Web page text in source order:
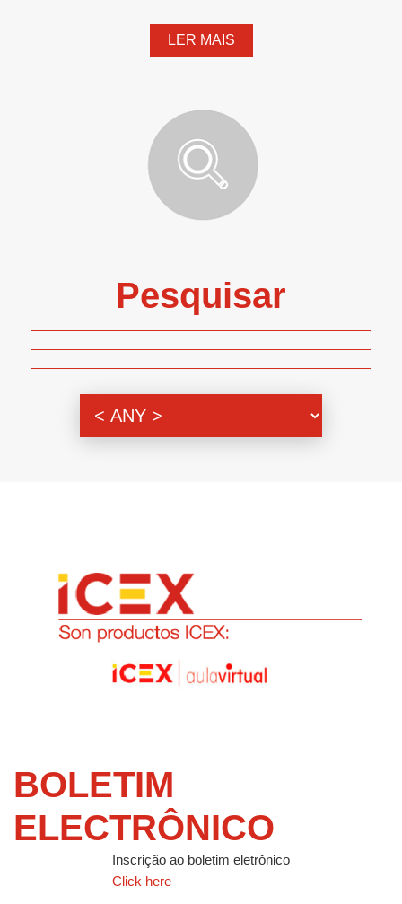
LER MAIS
Pesquisar
BOLETIM
ELECTRÔNICO
Inscrição ao boletim eletrônico
Click here